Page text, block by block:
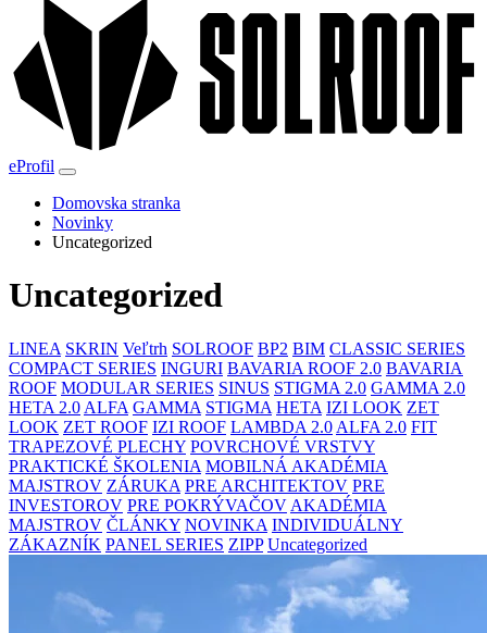
eProfil
Domovska stranka
Novinky
Uncategorized
Uncategorized
LINEA SKRIN Veľtrh SOLROOF BP2 BIM CLASSIC SERIES
COMPACT SERIES INGURI BAVARIA ROOF 2.0 BAVARIA
ROOF MODULAR SERIES SINUS STIGMA 2.0 GAMMA 2.0
HETA 2.0 ALFA GAMMA STIGMA HETA IZI LOOK ZET
LOOK ZET ROOF IZI ROOF LAMBDA 2.0 ALFA 2.0 FIT
TRAPEZOVÉ PLECHY POVRCHOVÉ VRSTVY
PRAKTICKÉ ŠKOLENIA MOBILNÁ AKADÉMIA
MAJSTROV ZÁRUKA PRE ARCHITEKTOV PRE
INVESTOROV PRE POKRÝVAČOV AKADÉMIA
MAJSTROV ČLÁNKY NOVINKA INDIVIDUÁLNY
ZÁKAZNÍK PANEL SERIES ZIPP Uncategorized